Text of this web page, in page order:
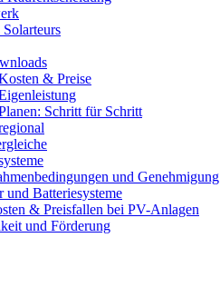
& Preise
Schritt für Schritt
und Genehmigung
und Batteriesysteme
& Preisfallen bei PV-Anlagen
und Förderung